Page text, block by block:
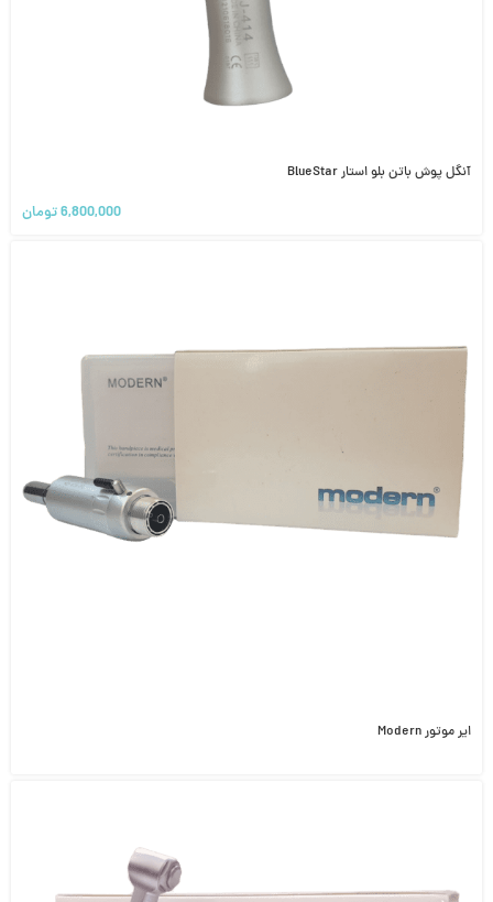
آنگل پوش باتن بلو استار BlueStar
6,800,000تومان
ایر موتور Modern